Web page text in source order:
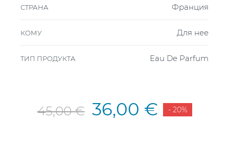
СТРАНА Франция
КОМУ Для нее
ТИП ПРОДУКТА Eau De Parfum
45,00 € 36,00 € - 20%